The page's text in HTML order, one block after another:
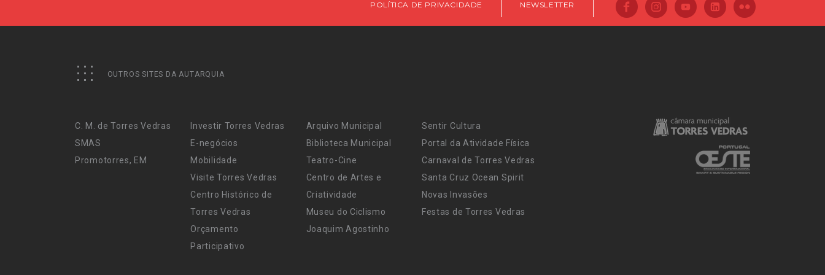
POLÍTICA DE PRIVACIDADE NEWSLETTER
OUTROS SITES DA AUTARQUIA
C. M. de Torres Vedras
SMAS
Promotorres, EM
Investir Torres Vedras
E-negócios
Mobilidade
Visite Torres Vedras
Centro Histórico de
Torres Vedras
Orçamento
Participativo
Arquivo Municipal
Biblioteca Municipal
Teatro-Cine
Centro de Artes e
Criatividade
Museu do Ciclismo
Joaquim Agostinho
Sentir Cultura
Portal da Atividade Física
Carnaval de Torres Vedras
Santa Cruz Ocean Spirit
Novas Invasões
Festas de Torres Vedras